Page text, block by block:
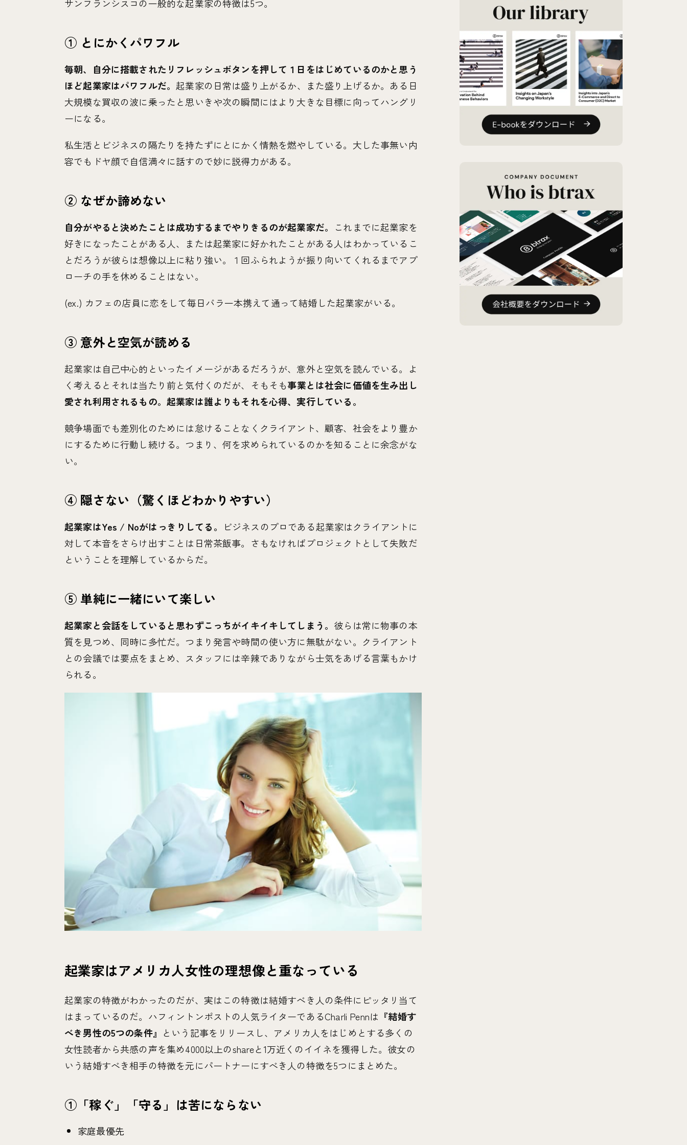
サンフランシスコの一般的な起業家の特徴は5つ。
① とにかくパワフル
毎朝、自分に搭載されたリフレッシュボタンを押して１日をはじめているのかと思う
ほど起業家はパワフルだ。 起業家の日常は盛り上がるか、また盛り上げるか。ある日
大規模な買収の波に乗ったと思いきや次の瞬間にはより大きな目標に向ってハングリ
ーになる。
私生活とビジネスの隔たりを持たずにとにかく情熱を燃やしている。大した事無い内
容でもドヤ顔で自信満々に話すので妙に説得力がある。
② なぜか諦めない
自分がやると決めたことは成功するまでやりきるのが起業家だ。
これまでに起業家を
好きになったことがある人、または起業家に好かれたことがある人はわかっているこ
とだろうが彼らは想像以上に粘り強い。１回ふられようが振り向いてくれるまでアプ
ローチの手を休めることはない。
(ex.) カフェの店員に恋をして毎日バラ一本携えて通って結婚した起業家がいる。
③ 意外と空気が読める
起業家は自己中心的といったイメージがあるだろうが、意外と空気を読んでいる。よ
く考えるとそれは当たり前と気付くのだが、そもそも事業とは社会に価値を生み出し
愛され利用されるもの。起業家は誰よりもそれを心得、実行している。
競争場面でも差別化のためには怠けることなくクライアント、顧客、社会をより豊か
にするために行動し続ける。つまり、何を求められているのかを知ることに余念がな
い。
④ 隠さない（驚くほどわかりやすい）
起業家はYes / Noがはっきりしてる。
ビジネスのプロである起業家はクライアントに
対して本音をさらけ出すことは日常茶飯事。さもなければプロジェクトとして失敗だ
ということを理解しているからだ。
⑤ 単純に一緒にいて楽しい
起業家と会話をしていると思わずこっちがイキイキしてしまう。 彼らは常に物事の本
質を見つめ、同時に多忙だ。つまり発言や時間の使い方に無駄がない。クライアント
との会議では要点をまとめ、スタッフには辛辣でありながら士気をあげる言葉もかけ
られる。
起業家はアメリカ人女性の理想像と重なっている
起業家の特徴がわかったのだが、実はこの特徴は結婚すべき人の条件にピッタリ当て
はまっているのだ。ハフィントンポストの人気ライターであるCharli Pennは 『結婚す
べき男性の5つの条件』 という記事をリリースし、アメリカ人をはじめとする多くの
女性読者から共感の声を集め4000以上のshareと1万近くのイイネを獲得した。彼女の
いう結婚すべき相手の特徴を元にパートナーにすべき人の特徴を5つにまとめた。
①「稼ぐ」「守る」は苦にならない
家庭最優先